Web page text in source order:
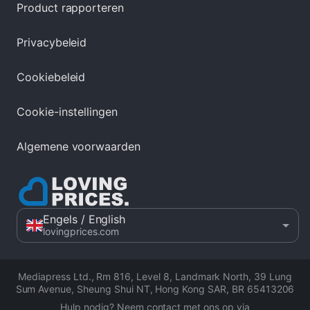
Product rapporteren
Privacybeleid
Cookiebeleid
Cookie-instellingen
Algemene voorwaarden
Engels/ English
lovingprices.com
Mediapress Ltd., Rm 816, Level 8, Landmark North, 39 Lung
Sum Avenue, Sheung Shui NT, Hong Kong SAR, BR 65413206
Hulp nodig? Neem contact met ons op via